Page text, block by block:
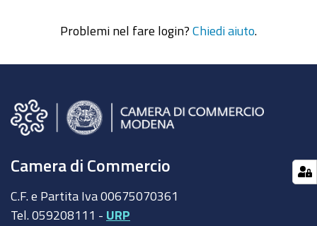
Problemi nel fare login? Chiedi aiuto
Camera di Commercio
C.F. e Partita Iva 00675070361
Tel. 059208111 - URP